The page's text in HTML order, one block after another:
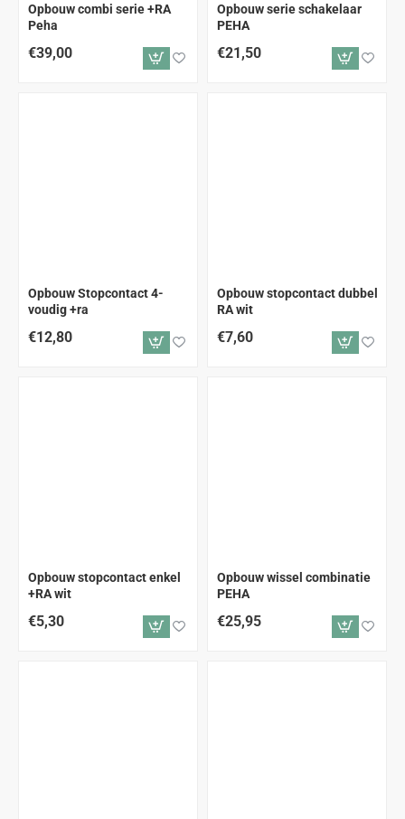
Opbouw combi serie +RA
Peha
€39,00
Opbouw serie schakelaar
PEHA
€21,50
Opbouw Stopcontact 4-
voudig +ra
€12,80
Opbouw stopcontact dubbel
RA wit
€7,60
Opbouw stopcontact enkel
+RA wit
€5,30
Opbouw wissel combinatie
PEHA
€25,95